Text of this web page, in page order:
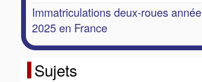
Immatriculations deux-roues année
2025 en France
Sujets